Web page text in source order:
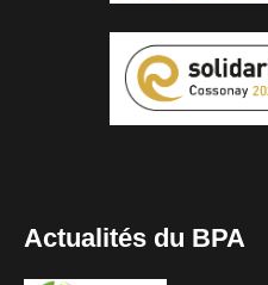
Actualités du BPA